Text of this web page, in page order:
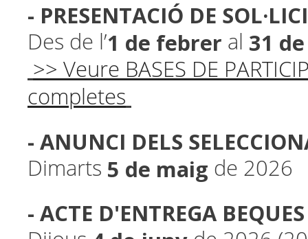
- PRESENTACIÓ DE
Des de l’1 de febrer al 31
>> Veure BASES DE
completes
- ANUNCI DELS
Dimarts 5 de maig de 2026
- ACTE D'ENTREGA BEQUES